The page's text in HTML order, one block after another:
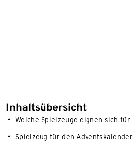
Inhaltsübersicht
Welche Spielzeuge eignen sich
Spielzeug für den